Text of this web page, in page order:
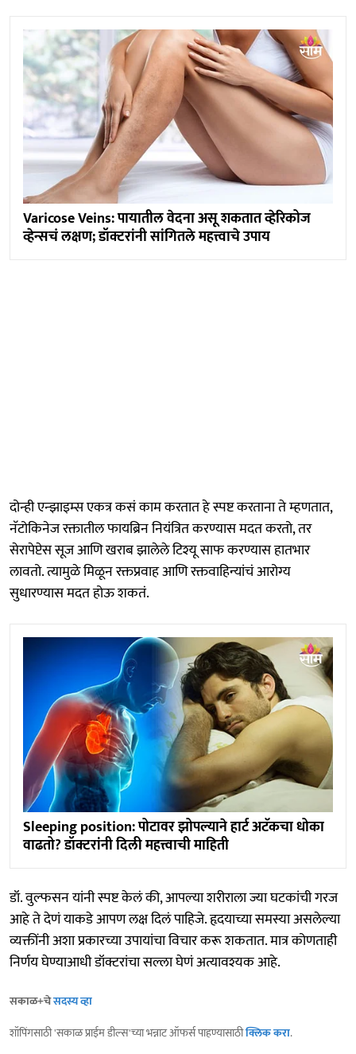
Varicose Veins: पायातील वेदना असू शकतात व्हेरिकोज
व्हेन्सचं लक्षण; डॉक्टरांनी सांगितले महत्त्वाचे उपाय
दोन्ही एन्झाइम्स एकत्र कसं काम करतात हे स्पष्ट करताना ते म्हणतात,
नॅटोकिनेज रक्तातील फायब्रिन नियंत्रित करण्यास मदत करतो, तर
सेरापेप्टेस सूज आणि खराब झालेले टिश्यू साफ करण्यास हातभार
लावतो. त्यामुळे मिळून रक्तप्रवाह आणि रक्तवाहिन्यांचं आरोग्य
सुधारण्यास मदत होऊ शकतं.
Sleeping position: पोटावर झोपल्याने हार्ट अटॅकचा धोका
वाढतो? डॉक्टरांनी दिली महत्त्वाची माहिती
डॉ. वुल्फसन यांनी स्पष्ट केलं की, आपल्या शरीराला ज्या घटकांची गरज
आहे ते देणं याकडे आपण लक्ष दिलं पाहिजे. हृदयाच्या समस्या असलेल्या
व्यक्तींनी अशा प्रकारच्या उपायांचा विचार करू शकतात. मात्र कोणताही
निर्णय घेण्याआधी डॉक्टरांचा सल्ला घेणं अत्यावश्यक आहे.
सकाळ+चेसदस्य व्हा
शॉपिंगसाठी 'सकाळ प्राईम डील्स'च्या भन्नाट ऑफर्स पाहण्यासाठीक्लिक करा.